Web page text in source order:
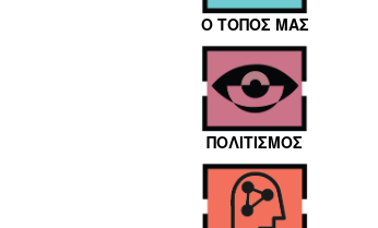
Ο ΤΟΠΟΣ ΜΑΣ
ΠΟΛΙΤΙΣΜΟΣ